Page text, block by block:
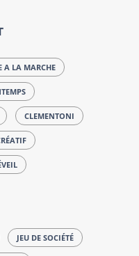
A LA MARCHE
CLEMENTONI
JEU DE SOCIÉTÉ